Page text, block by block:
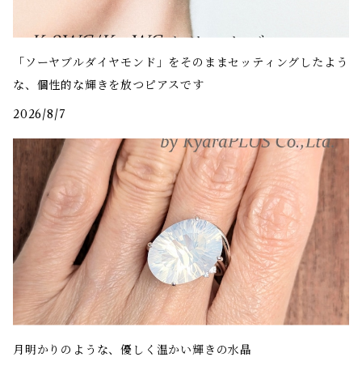
「ソーヤブルダイヤモンド」をそのままセッティングしたよう
な、個性的な輝きを放つピアスです
2026/8/7
月明かりのような、優しく温かい輝きの水晶